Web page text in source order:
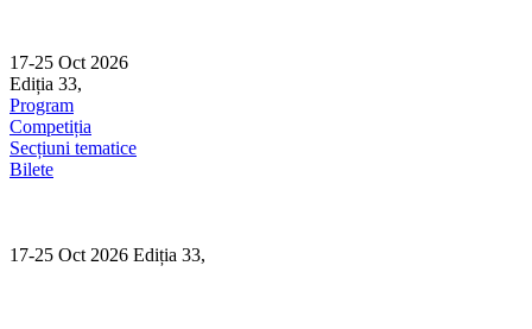
content
17-25 Oct 2026
Ediția 33,
Program
Competiția
Secțiuni tematice
Bilete
17-25 Oct 2026 Ediția 33,